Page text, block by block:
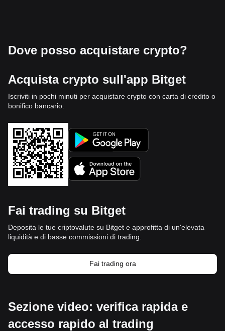
Dove posso acquistare crypto?
Acquista crypto sull'app Bitget
Iscriviti in pochi minuti per acquistare crypto con carta di credito o
bonifico bancario.
Fai trading su Bitget
Deposita le tue criptovalute su Bitget e approfitta di un'elevata
liquidità e di basse commissioni di trading.
Fai trading ora
Sezione video: verifica rapida e
accesso rapido al trading